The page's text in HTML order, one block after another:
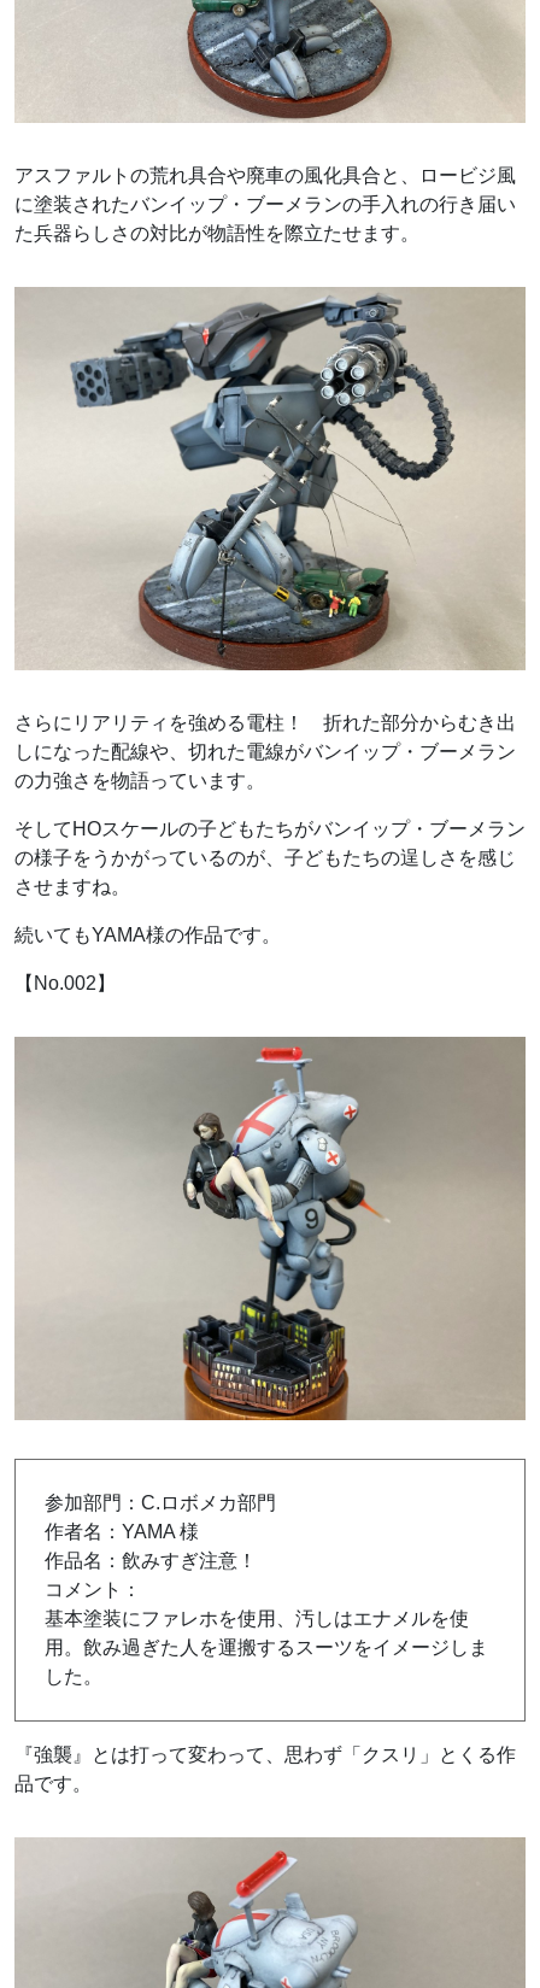
アスファルトの荒れ具合や廃車の風化具合と、ロービジ風
に塗装されたバンイップ・ブーメランの手入れの行き届い
た兵器らしさの対比が物語性を際立たせます。
さらにリアリティを強める電柱！ 折れた部分からむき出
しになった配線や、切れた電線がバンイップ・ブーメラン
の力強さを物語っています。
そしてHOスケールの子どもたちがバンイップ・ブーメラン
の様子をうかがっているのが、子どもたちの逞しさを感じ
させますね。
続いてもYAMA様の作品です。
【No.002】
参加部門：C.ロボメカ部門
作者名：YAMA 様
作品名：飲みすぎ注意！
コメント：
基本塗装にファレホを使用、汚しはエナメルを使
用。飲み過ぎた人を運搬するスーツをイメージしま
した。
『強襲』とは打って変わって、思わず「クスリ」とくる作
品です。